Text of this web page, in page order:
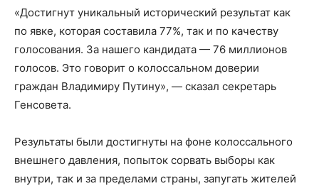
«Достигнут уникальный исторический результат как
по явке, которая составила 77%, так и по качеству
голосования. За нашего кандидата — 76 миллионов
голосов. Это говорит о колоссальном доверии
граждан Владимиру Путину», — сказал секретарь
Генсовета.
Результаты были достигнуты на фоне колоссального
внешнего давления, попыток сорвать выборы как
внутри, так и за пределами страны, запугать жителей